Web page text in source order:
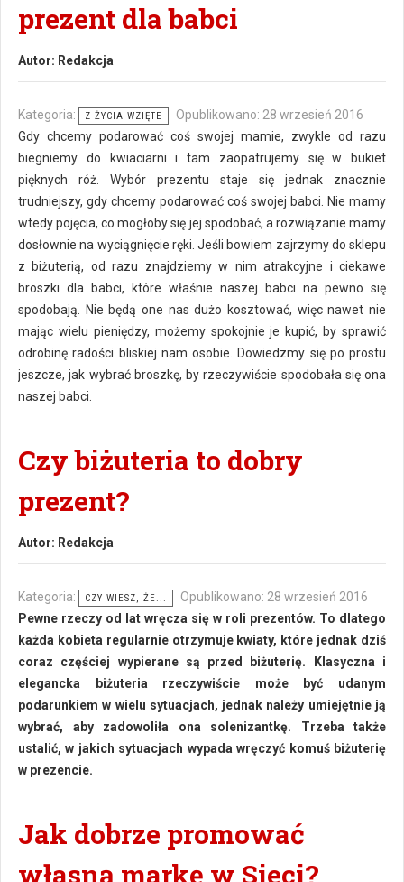
prezent dla babci
Autor: Redakcja
Kategoria: Z ŻYCIA WZIĘTE
Opublikowano: 28 wrzesień 2016
Gdy chcemy podarować coś swojej mamie, zwykle od razu
biegniemy do kwiaciarni i tam zaopatrujemy się w bukiet
pięknych róż. Wybór prezentu staje się jednak znacznie
trudniejszy, gdy chcemy podarować coś swojej babci. Nie mamy
wtedy pojęcia, co mogłoby się jej spodobać, a rozwiązanie mamy
dosłownie na wyciągnięcie ręki. Jeśli bowiem zajrzymy do sklepu
z biżuterią, od razu znajdziemy w nim atrakcyjne i ciekawe
broszki dla babci, które właśnie naszej babci na pewno się
spodobają. Nie będą one nas dużo kosztować, więc nawet nie
mając wielu pieniędzy, możemy spokojnie je kupić, by sprawić
odrobinę radości bliskiej nam osobie. Dowiedzmy się po prostu
jeszcze, jak wybrać broszkę, by rzeczywiście spodobała się ona
naszej babci.
Czy biżuteria to dobry
prezent?
Autor: Redakcja
Kategoria: CZY WIESZ, ŻE...
Opublikowano: 28 wrzesień 2016
Pewne rzeczy od lat wręcza się w roli prezentów. To dlatego
każda kobieta regularnie otrzymuje kwiaty, które jednak dziś
coraz częściej wypierane są przed biżuterię. Klasyczna i
elegancka biżuteria rzeczywiście może być udanym
podarunkiem w wielu sytuacjach, jednak należy umiejętnie ją
wybrać, aby zadowoliła ona solenizantkę. Trzeba także
ustalić, w jakich sytuacjach wypada wręczyć komuś biżuterię
w prezencie.
Jak dobrze promować
własną markę w Sieci?